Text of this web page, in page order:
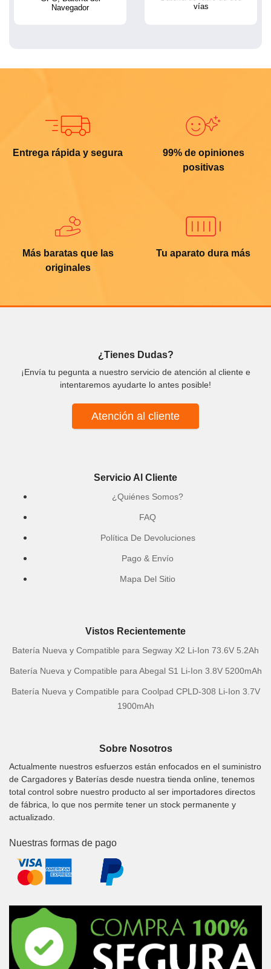
Navegador
vías
Entrega rápida y segura
99% de opiniones
positivas
Más baratas que las
originales
Tu aparato dura más
¿Tienes Dudas?
¡Envía tu pegunta a nuestro servicio de atención al cliente e
intentaremos ayudarte lo antes posible!
Atención al cliente
Servicio Al Cliente
¿Quiénes Somos?
FAQ
Política De Devoluciones
Pago & Envío
Mapa Del Sitio
Vistos Recientemente
Batería Nueva y Compatible para Segway X2 Li-Ion 73.6V 5.2Ah
Batería Nueva y Compatible para Abegal S1 Li-Ion 3.8V 5200mAh
Batería Nueva y Compatible para Coolpad CPLD-308 Li-Ion 3.7V
1900mAh
Sobre Nosotros
Actualmente nuestros esfuerzos están enfocados en el suministro
de Cargadores y Baterías desde nuestra tienda online, tenemos
total control sobre nuestro producto al ser importadores directos
de fábrica, lo que nos permite tener un stock permanente y
actualizado.
Nuestras formas de pago